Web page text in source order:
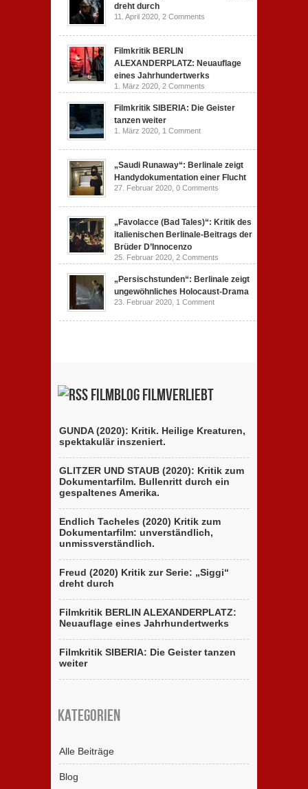
dreht durch
11. April 2020, 2 Comments
Filmkritik BERLIN
ALEXANDERPLATZ: Neuauflage
eines Jahrhundertwerks
1. März 2020, 2 Comments
Filmkritik SIBERIA: Die Geister
tanzen weiter
1. März 2020, 1 Comment
„Saudi Runaway“: Berlinale zeigt
Handydokumentation einer Flucht
27. Februar 2020, 0 Comments
„Favolacce (Bad Tales)“: Kritik des
italienischen Berlinale-Beitrags der
Brüder D’Innocenzo
25. Februar 2020, 2 Comments
„Persischstunden“: Berlinale zeigt
ungewöhnliches Holocaust-Drama
23. Februar 2020, 1 Comment
Filmblog filmverliebt
GUNDA (2020): Kritik. Heilige Kreaturen,
spektakulär inszeniert.
GLITZER UND STAUB (2020): Kritik zum
Dokumentarfilm. Bullenritt durch ein
gespaltenes Amerika.
Endlich Tacheles (2020) Kritik zum
Dokumentarfilm: unverständlich,
unmissverständlich.
Freud (2020) Kritik zur Serie: „Siggi“
dreht durch
Filmkritik BERLIN ALEXANDERPLATZ:
Neuauflage eines Jahrhundertwerks
Filmkritik SIBERIA: Die Geister tanzen
weiter
Kategorien
Alle Beiträge
Blog